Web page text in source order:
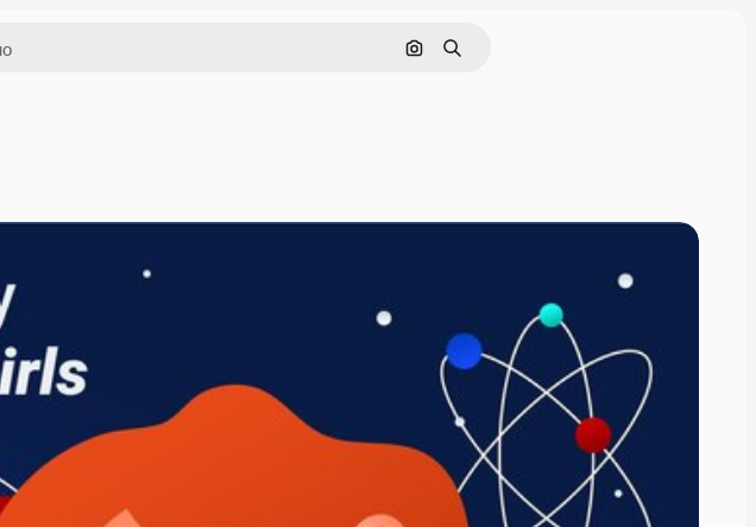
Поиск по изображению
Поиск